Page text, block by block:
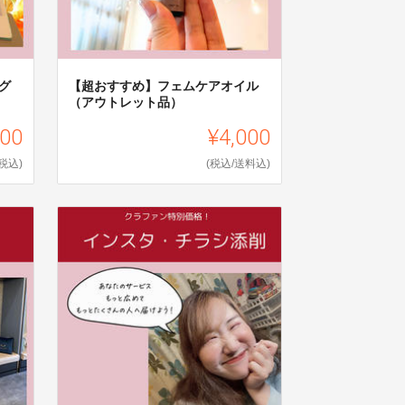
込)
【超おすすめ】フェムケアオイル
（アウトレット品）
¥4,000
(税込/送料込)